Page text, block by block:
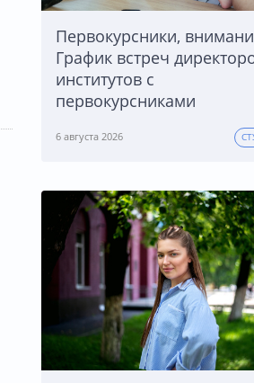
Первокурсники,
График встреч
институтов с
первокурсниками
6 августа 2026